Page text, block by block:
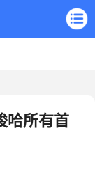
哈所有首